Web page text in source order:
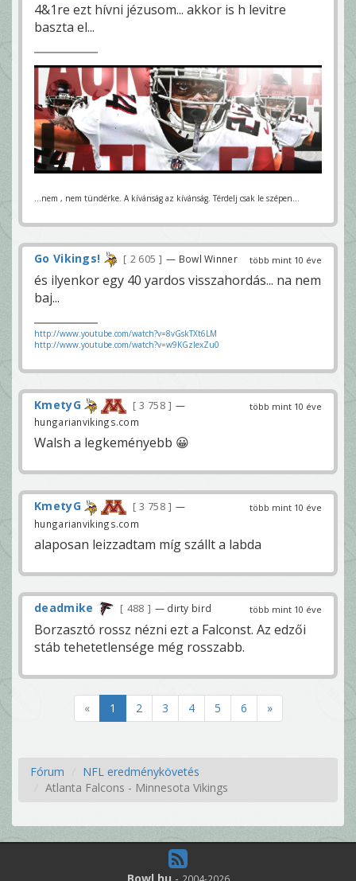
4&1re ezt hívni jézusom... akkor is h levitre
baszta el...
...nem , nem tündérke. A kívánság az kívánság. Térdelj csak le szépen...
több mint 10 éve
Go Vikings! 2 605 — Bowl Winner
és ilyenkor egy 40 yardos visszahordás... na nem
baj...
http://www.youtube.com/watch?v=8vGskTXt6LM
http://www.youtube.com/watch?v=w9KGzIexZu0
több mint 10 éve
KmetyG 3 758
—
hungarianvikings.com
Walsh a legkeményebb 😀
több mint 10 éve
KmetyG 3 758
—
hungarianvikings.com
alaposan leizzadtam míg szállt a labda
több mint 10 éve
deadmike 488 — dirty bird
Borzasztó rossz nézni ezt a Falconst. Az edzői
stáb tehetetlensége még rosszabb.
« 1 2 3 4 5 6 »
Fórum
NFL eredménykövetés
Atlanta Falcons - Minnesota Vikings